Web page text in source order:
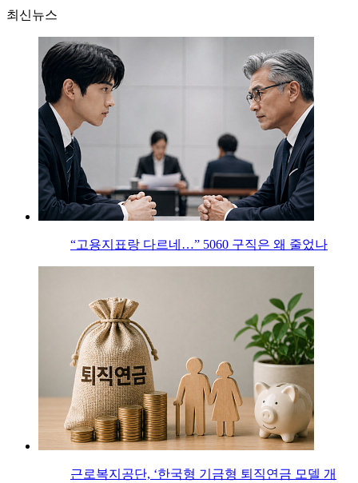
최신뉴스
“고용지표랑 다르네…” 5060 구직은 왜 줄었나
근로복지공단, ‘한국형 기금형 퇴직연금 모델 개